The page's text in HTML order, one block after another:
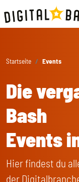
Startseite Events
Die
Bash
Events
Hier findest du
der